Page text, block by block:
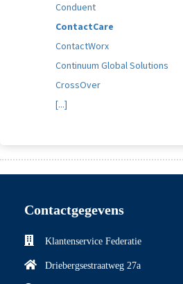
Conduent
ContactCare
ContactWorx
Continuum Global Solutions
CrossOver
[...]
Contactgegevens
Klantenservice Federatie
Driebergsestraatweg 27a